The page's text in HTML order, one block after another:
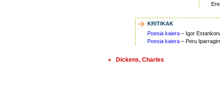
KRITIKAK
Poesia kaiera – Igor
Poesia kaiera – Peru
« Dickens, Charles